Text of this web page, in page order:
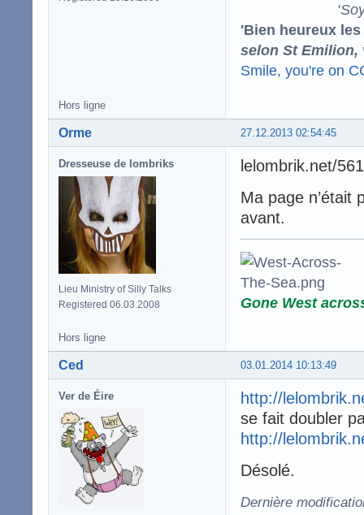
'
'Bien heureux
selon St Emilion,
Smile, you're on
Hors ligne
27.12.2013 02:54:45
Orme
Dresseuse de lombriks
Lieu Ministry of Silly Talks
Registered 06.03.2008
lelombrik.net/
Ma page n’était
avant.
Gone West
Hors ligne
03.01.2014 10:13:49
Ced
Ver de Éire
http://
se fait doubler
http://
Désolé.
Dernière